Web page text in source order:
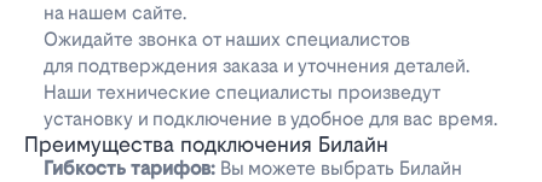
на нашем сайте.
Ожидайте звонка от наших специалистов
для подтверждения заказа и уточнения деталей.
Наши технические специалисты произведут
установку и подключение в удобное для вас время.
Преимущества подключения Билайн
Гибкость тарифов: Вы можете выбрать Билайн